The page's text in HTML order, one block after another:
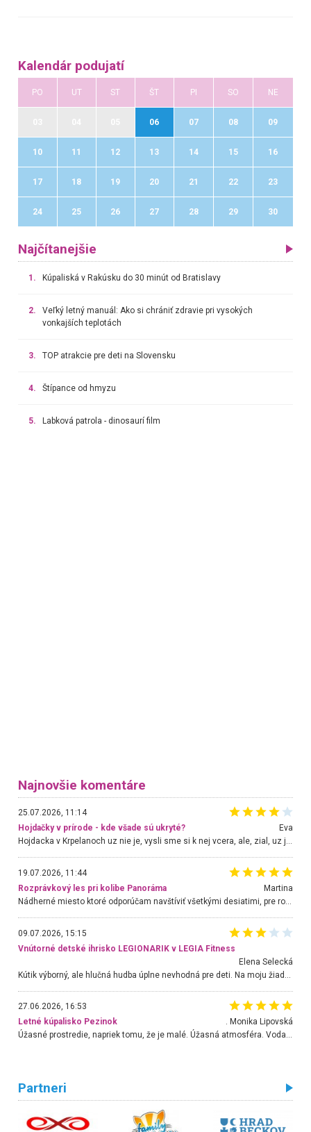
Kalendár podujatí
PO UT ST ŠT PI SO NE
06 07 08 09
10 11 12 13 14 15 16
17 18 19 20 21 22 23
24 25 26 27 28 29 30
Najčítanejšie
1. Kúpaliská v Rakúsku do 30 minút od Bratislavy
2.
Veľký letný manuál: Ako si chrániť zdravie pri vysokých
vonkajších teplotách
3. TOP atrakcie pre deti na Slovensku
4. Štípance od hmyzu
5. Labková patrola - dinosaurí film
Najnovšie komentáre
25.07.2026, 11:14
Hojdačky v prírode - kde všade sú ukryté?
Eva
Hojdacka v Krpelanoch uz nie je, vysli sme si k nej vcera, ale, zial, uz je znicena. Ak sem planujete cestu len kvoli hojdacke, mozete si ju usetrit. Krasny vyhlad je tu vsak aj bez hojdacky :-)
19.07.2026, 11:44
Rozprávkový les pri kolibe Panoráma
Martina
Nádherné miesto ktoré odporúčam navštíviť všetkými desiatimi, pre rodiny s deťmi, dôchodcom... Proste a jednoducho ozaj rozprávkový les.. určite ešte prídeme. Odniesli sme si na pamiatku krásne tričká,
09.07.2026, 15:15
Vnútorné detské ihrisko LEGIONARIK v LEGIA Fitness
Elena Selecká
27.06.2026, 16:53
Letné kúpalisko Pezinok
. Monika Lipovská
Úžasné prostredie, napriek tomu, že je malé. Úžasná atmosféra. Voda fantastická a nádherná. Ľudí je pomerne veľa, ale su mili a ohľaduplní. Je veľmi zaujímavé sledovať, ako dokážu spolu športovať cudzí ľudia a bez ohľadu na vek. Vládne tu pohoda. Vnuka neviem dostať z vody. Ďakujem za krásny deň . Urcite sa sem vrátim. Jediný problém je s parkovaním, ale aj ten sa mi podarilo vyriešiť. Monika Bratislava
Partneri